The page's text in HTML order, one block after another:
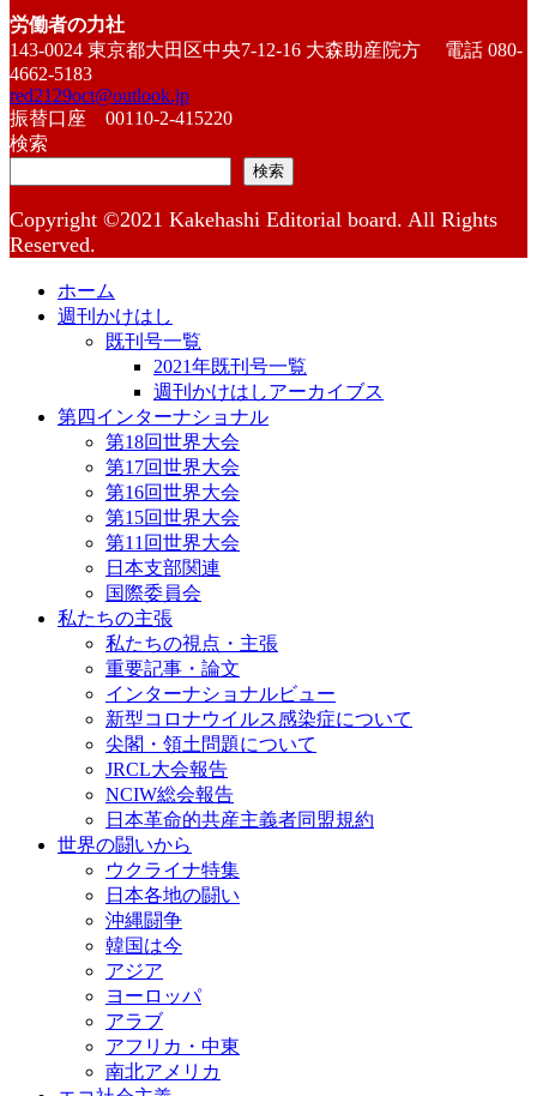
労働者の力社
143-0024 東京都大田区中央7-12-16 大森助産院方 電話 080-
4662-5183
red2129oct@outlook.jp
振替口座 00110-2-415220
検索
検索
Copyright ©2021 Kakehashi Editorial board. All Rights
Reserved.
ホーム
週刊かけはし
既刊号一覧
2021年既刊号一覧
週刊かけはしアーカイブス
第四インターナショナル
第18回世界大会
第17回世界大会
第16回世界大会
第15回世界大会
第11回世界大会
日本支部関連
国際委員会
私たちの主張
私たちの視点・主張
重要記事・論文
インターナショナルビュー
新型コロナウイルス感染症について
尖閣・領土問題について
JRCL大会報告
NCIW総会報告
日本革命的共産主義者同盟規約
世界の闘いから
ウクライナ特集
日本各地の闘い
沖縄闘争
韓国は今
アジア
ヨーロッパ
アラブ
アフリカ・中東
南北アメリカ